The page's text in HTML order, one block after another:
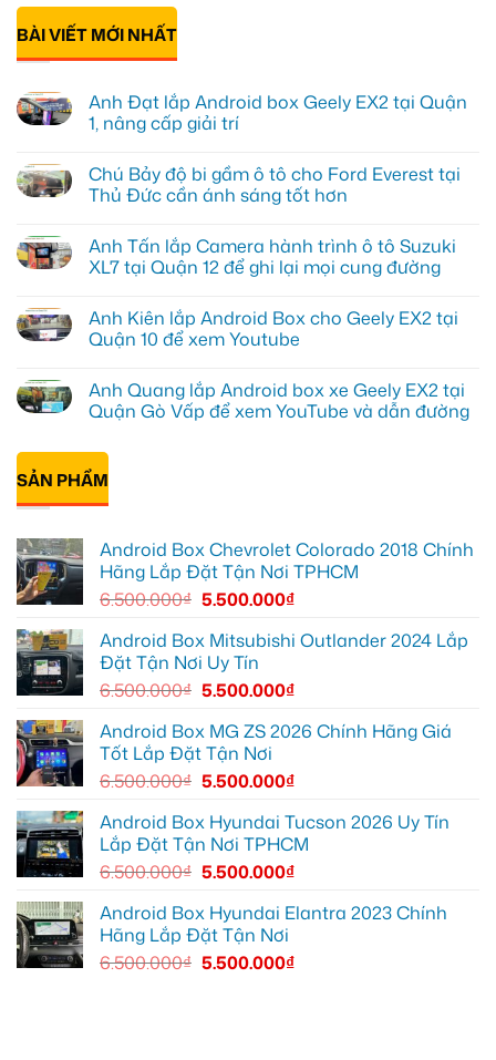
BÀI VIẾT MỚI NHẤT
Anh Đạt lắp Android box Geely EX2 tại Quận
1, nâng cấp giải trí
bình
luận
ở
lắp
Android
box
tại
Quận
1,
giải
trí
Chú Bảy độ bi gầm ô tô cho Ford Everest tại
Thủ Đức cần ánh sáng tốt hơn
bình
luận
ở
độ
bi
gầm
cho
Ford
Everest
Đức
cần
ánh
sáng
Anh Tấn lắp Camera hành trình ô tô Suzuki
XL7 tại Quận 12 để ghi lại mọi cung đường
bình
luận
ở
lắp
Camera
hành
Suzuki
XL7
tại
ghi
mọi
cung
Anh Kiên lắp Android Box cho Geely EX2 tại
Quận 10 để xem Youtube
bình
luận
ở
Android
Box
cho
tại
Quận
xem
Anh Quang lắp Android box xe Geely EX2 tại
Quận Gò Vấp để xem YouTube và dẫn đường
có
luận
ở
Anh
Android
box
Geely
EX2
Quận
Gò
Vấp
xem
dẫn
đường
SẢN PHẨM
Android Box Chevrolet Colorado 2018 Chính
Hãng Lắp Đặt Tận Nơi TPHCM
6.500.000₫ 5.500.000₫
Android Box Mitsubishi Outlander 2024 Lắp
Đặt Tận Nơi Uy Tín
6.500.000₫ 5.500.000₫
Android Box MG ZS 2026 Chính Hãng Giá
Tốt Lắp Đặt Tận Nơi
6.500.000₫ 5.500.000₫
Android Box Hyundai Tucson 2026 Uy Tín
Lắp Đặt Tận Nơi TPHCM
6.500.000₫ 5.500.000₫
Android Box Hyundai Elantra 2023 Chính
Hãng Lắp Đặt Tận Nơi
6.500.000₫ 5.500.000₫